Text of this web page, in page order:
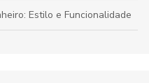
Estilo e Funcionalidade